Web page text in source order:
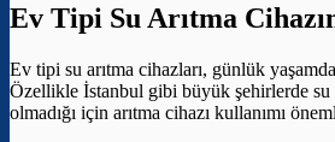
Ev Tipi Su Arıtma
Ev tipi su arıtma cihazları, günlük
Özellikle İstanbul gibi büyük şehirlerde su
olmadığı için arıtma cihazı kullanımı